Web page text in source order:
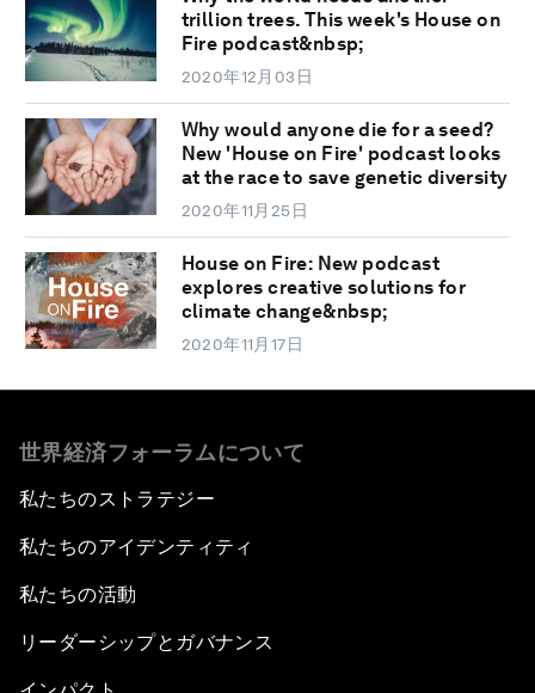
trillion trees. This week's House on
Fire podcast&nbsp;
2020年12月03日
Why would anyone die for a seed?
New 'House on Fire' podcast looks
at the race to save genetic diversity
2020年11月25日
House on Fire: New podcast
explores creative solutions for
climate change&nbsp;
2020年11月17日
世界経済フォーラムについて
私たちのストラテジー
私たちのアイデンティティ
私たちの活動
リーダーシップとガバナンス